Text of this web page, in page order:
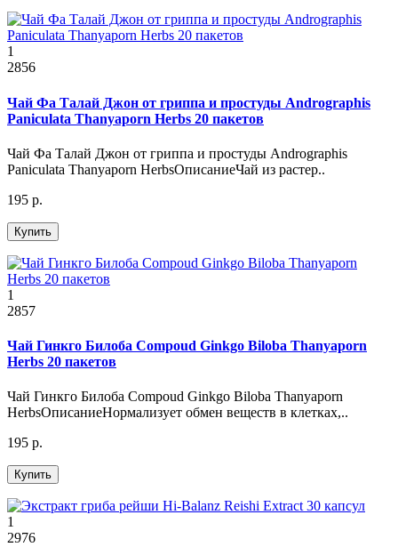
1
2856
Чай Фа Талай Джон от гриппа и простуды Andrographis
Paniculata Thanyaporn Herbs 20 пакетов
Чай Фа Талай Джон от гриппа и простуды Andrographis
Paniculata Thanyaporn HerbsОписаниеЧай из растер..
195 р.
Купить
1
2857
Чай Гинкго Билоба Compoud Ginkgo Biloba Thanyaporn
Herbs 20 пакетов
Чай Гинкго Билоба Compoud Ginkgo Biloba Thanyaporn
HerbsОписаниеНормализует обмен веществ в клетках,..
195 р.
Купить
1
2976